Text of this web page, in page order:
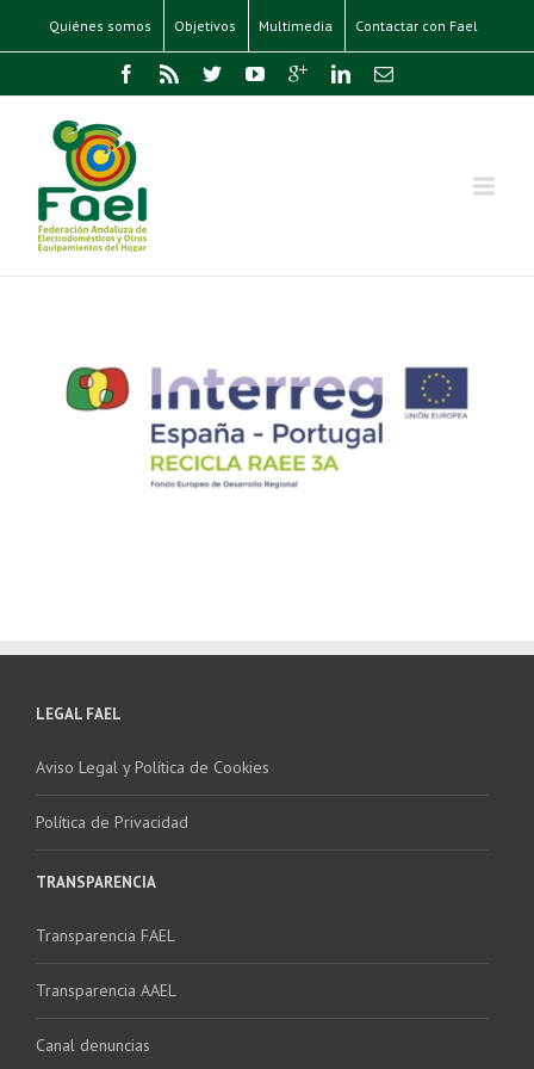
Quiénes somos Objetivos Multimedia Contactar con Fael
LEGAL FAEL
Aviso Legal y Política de Cookies
Política de Privacidad
TRANSPARENCIA
Transparencia FAEL
Transparencia AAEL
Canal denuncias